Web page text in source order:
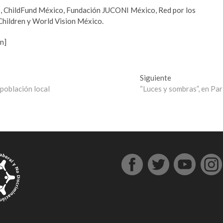
México, Fundación JUCONI México, Red por los
y World Vision México.
local
SiguienteEntrada
siguiente:
“Luces y sombras”, en